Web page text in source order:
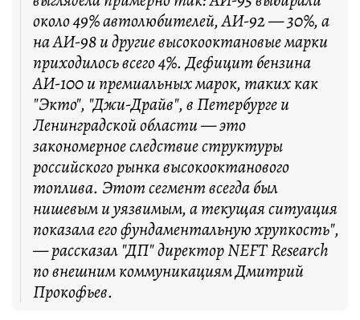
около 49% автолюбителей, АИ-92 — 30%, а
на АИ-98 и другие высокооктановые марки
приходилось всего 4%. Дефицит бензина
АИ-100 и премиальных марок, таких как
"Экто", "Джи-Драйв", в Петербурге и
Ленинградской области — это
закономерное следствие структуры
российского рынка высокооктанового
топлива. Этот сегмент всегда был
нишевым и уязвимым, а текущая ситуация
показала его фундаментальную хрупкость",
— рассказал "ДП" директор NEFT Research
по внешним коммуникациям Дмитрий
Прокофьев.